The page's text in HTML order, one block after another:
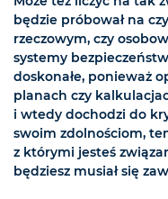
będzie próbował na
rzeczowym, czy
systemy
doskonałe, ponieważ
planach czy
i wtedy dochodzi do
swoim zdolnościom,
z którymi jesteś
będziesz musiał się